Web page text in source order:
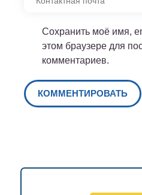
Сохранить моё имя,
этом браузере для
комментариев.